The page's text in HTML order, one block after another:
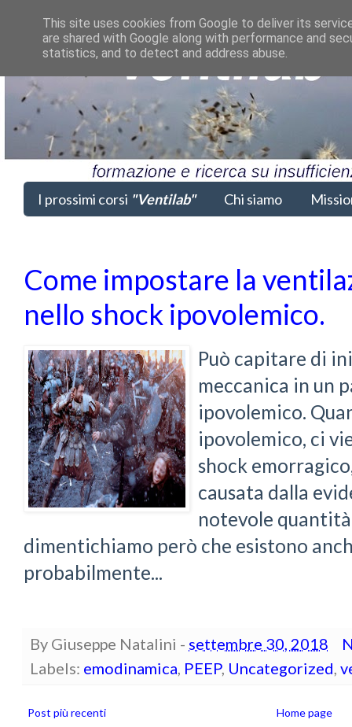
I prossimi corsi "Ventilab" Chi siamo
Come impostare la
nello shock ipovolemico.
Può capitare di
meccanica in un
ipovolemico.
ipovolemico, ci
shock
causata dalla
notevole
dimentichiamo però che esistono
probabilmente...
By Giuseppe Natalini - settembre 30, 2018
Labels: emodinamica, PEEP, Uncategorized,
Post più recenti Home page
This site uses cookies from Google to deliver its
are shared with Google along with performance and
statistics, and to detect and address abuse.